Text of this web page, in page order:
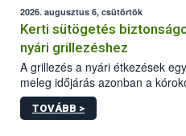
2026. augusztus 6, csütörtök
Kerti sütögetés
nyári grillezéshez
A grillezés a nyári étkezések
meleg időjárás azonban a
gyorsabb szaporodásának is
ezért nem csupán a megfelelő
TOVÁBB >